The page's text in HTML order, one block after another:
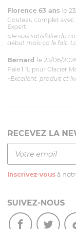
Florence 63 ans le
Couteau complet
Expert
«Je suis satisfaite du
début mais ça le fait.
Bernard le 23/06/
Pale 1.1L pour Glacier
«Excellent: produit et
RECEVEZ LA
Inscrivez-vous à
SUIVEZ-NOUS